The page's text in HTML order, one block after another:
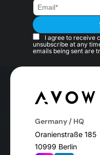
I agree to receive
unsubscribe at any
emails being sent are
Germany / HQ
Oranienstraße 185
10999 Berlin